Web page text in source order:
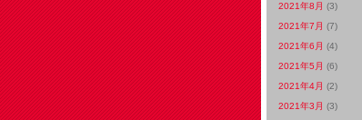
2021年8月 (3)
2021年7月 (7)
2021年6月 (4)
2021年5月 (6)
2021年4月 (2)
2021年3月 (3)